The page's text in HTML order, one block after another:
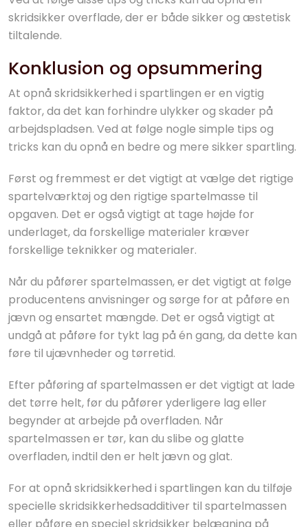
skridsikker overflade, der er både sikker og æstetisk
tiltalende.
Konklusion og opsummering
At opnå skridsikkerhed i spartlingen er en vigtig
faktor, da det kan forhindre ulykker og skader på
arbejdspladsen. Ved at følge nogle simple tips og
tricks kan du opnå en bedre og mere sikker spartling.
Først og fremmest er det vigtigt at vælge det rigtige
spartelværktøj og den rigtige spartelmasse til
opgaven. Det er også vigtigt at tage højde for
underlaget, da forskellige materialer kræver
forskellige teknikker og materialer.
Når du påfører spartelmassen, er det vigtigt at følge
producentens anvisninger og sørge for at påføre en
jævn og ensartet mængde. Det er også vigtigt at
undgå at påføre for tykt lag på én gang, da dette kan
føre til ujævnheder og tørretid.
Efter påføring af spartelmassen er det vigtigt at lade
det tørre helt, før du påfører yderligere lag eller
begynder at arbejde på overfladen. Når
spartelmassen er tør, kan du slibe og glatte
overfladen, indtil den er helt jævn og glat.
For at opnå skridsikkerhed i spartlingen kan du tilføje
specielle skridsikkerhedsadditiver til spartelmassen